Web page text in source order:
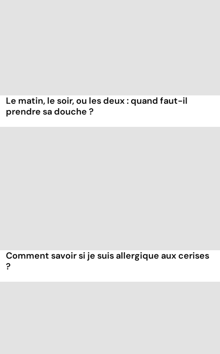
Le matin, le soir, ou les deux : quand faut-il
prendre sa douche ?
Comment savoir si je suis allergique aux cerises
?